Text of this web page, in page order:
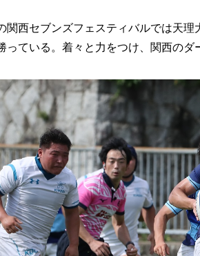
西セブンズフェスティバルでは天理
っている。着々と力をつけ、関西のダ